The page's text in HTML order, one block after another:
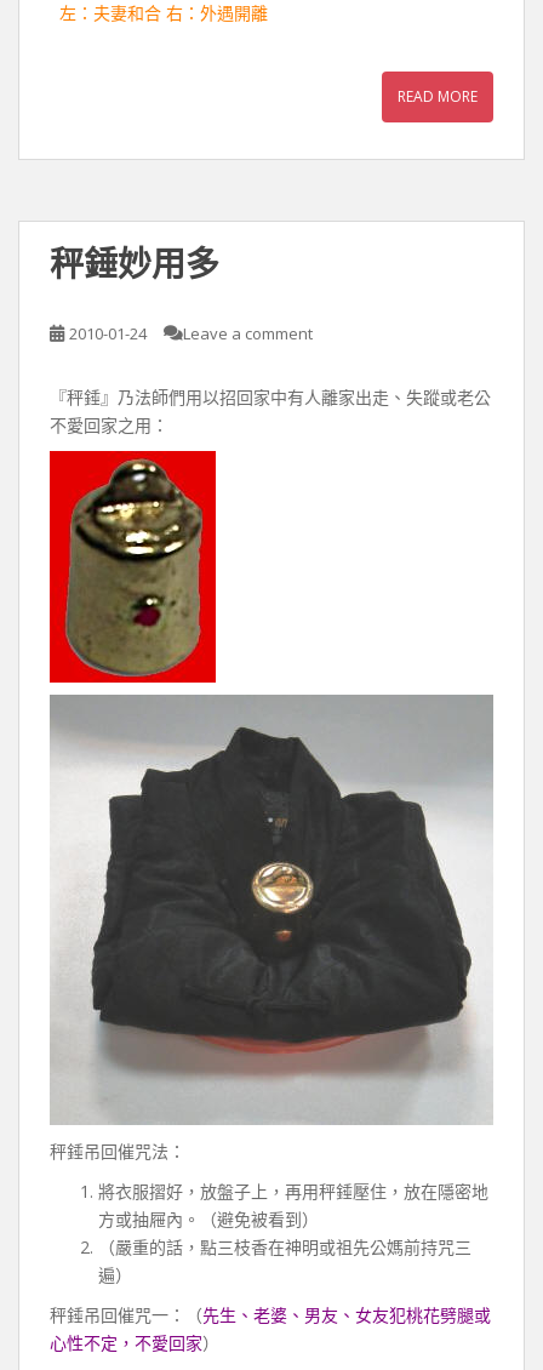
左：夫妻和合 右：外遇開離
READ MORE
秤錘妙用多
2010-01-24 Leave a comment
『秤錘』乃法師們用以招回家中有人離家出走、失蹤或老公
不愛回家之用：
秤錘吊回催咒法：
將衣服摺好，放盤子上，再用秤錘壓住，放在隱密地
方或抽屜內。（避免被看到）
（嚴重的話，點三枝香在神明或祖先公媽前持咒三
遍）
秤錘吊回催咒一：（先生、老婆、男友、女友犯桃花劈腿或
心性不定，不愛回家）